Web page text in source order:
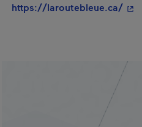
https://laroutebleue.ca/-